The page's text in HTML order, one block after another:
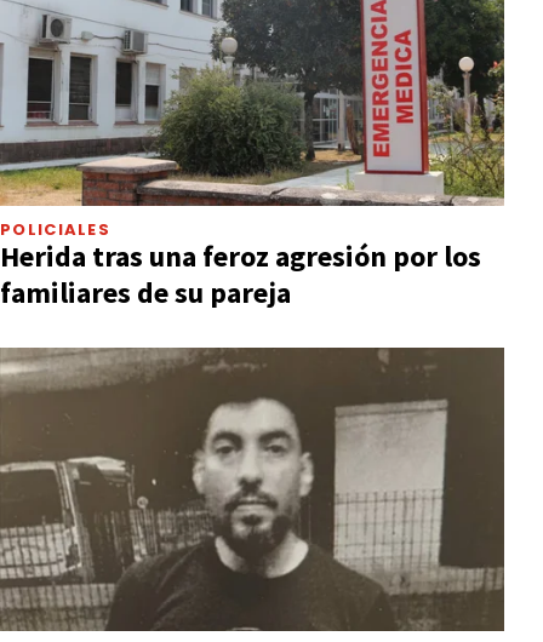
POLICIALES
Herida tras una feroz agresión por los
familiares de su pareja